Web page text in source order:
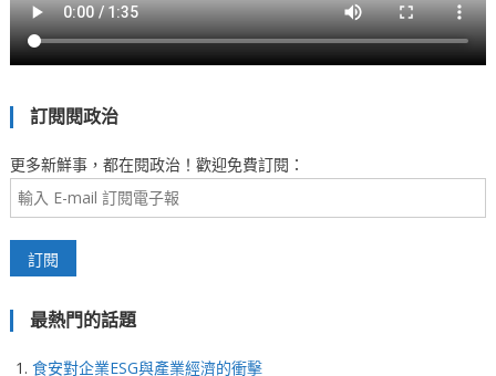
訂閱閱政治
更多新鮮事，都在閱政治！歡迎免費訂閱：
最熱門的話題
食安對企業ESG與產業經濟的衝擊